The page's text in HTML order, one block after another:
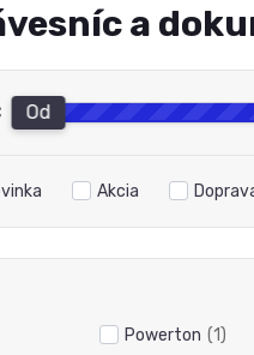
a
Od
Akcia
Powerton (1)